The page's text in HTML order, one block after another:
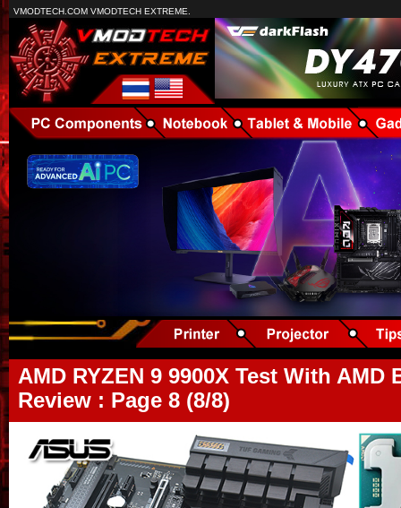
VMODTECH.COM VMODTECH EXTREME.
AMD RYZEN 9 9900X Test With AMD
Review : Page 8 (8/8)